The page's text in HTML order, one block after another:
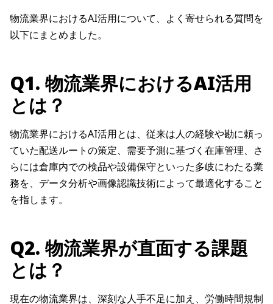
物流業界におけるAI活用について、よく寄せられる質問を
以下にまとめました。
Q1. 物流業界におけるAI活用
とは？
物流業界におけるAI活用とは、従来は人の経験や勘に頼っ
ていた配送ルートの策定、需要予測に基づく在庫管理、さ
らには倉庫内での検品や設備保守といった多岐にわたる業
務を、データ分析や画像認識技術によって最適化すること
を指します。
Q2. 物流業界が直面する課題
とは？
現在の物流業界は、深刻な人手不足に加え、労働時間規制